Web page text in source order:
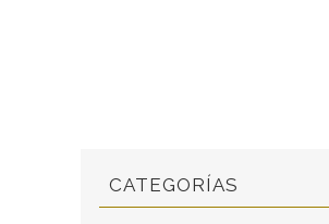
CATEGORÍAS